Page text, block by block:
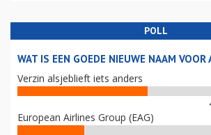
POLL
WAT IS EEN GOEDE NIEUWE NAAM VOOR
Verzin alsjeblieft iets anders
European Airlines Group (EAG)